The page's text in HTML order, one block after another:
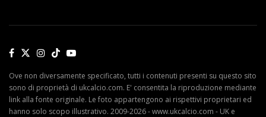
Ove non diversamente specificato, tutti i contenuti presenti su questo sito
sono di proprietà di ukcalcio.com. E' consentita la riproduzione mediante
link alla fonte originale. Le foto appartengono ai rispettivi proprietari ed
hanno solo scopo illustrativo. 2009-2026 - www.ukcalcio.com - UK e